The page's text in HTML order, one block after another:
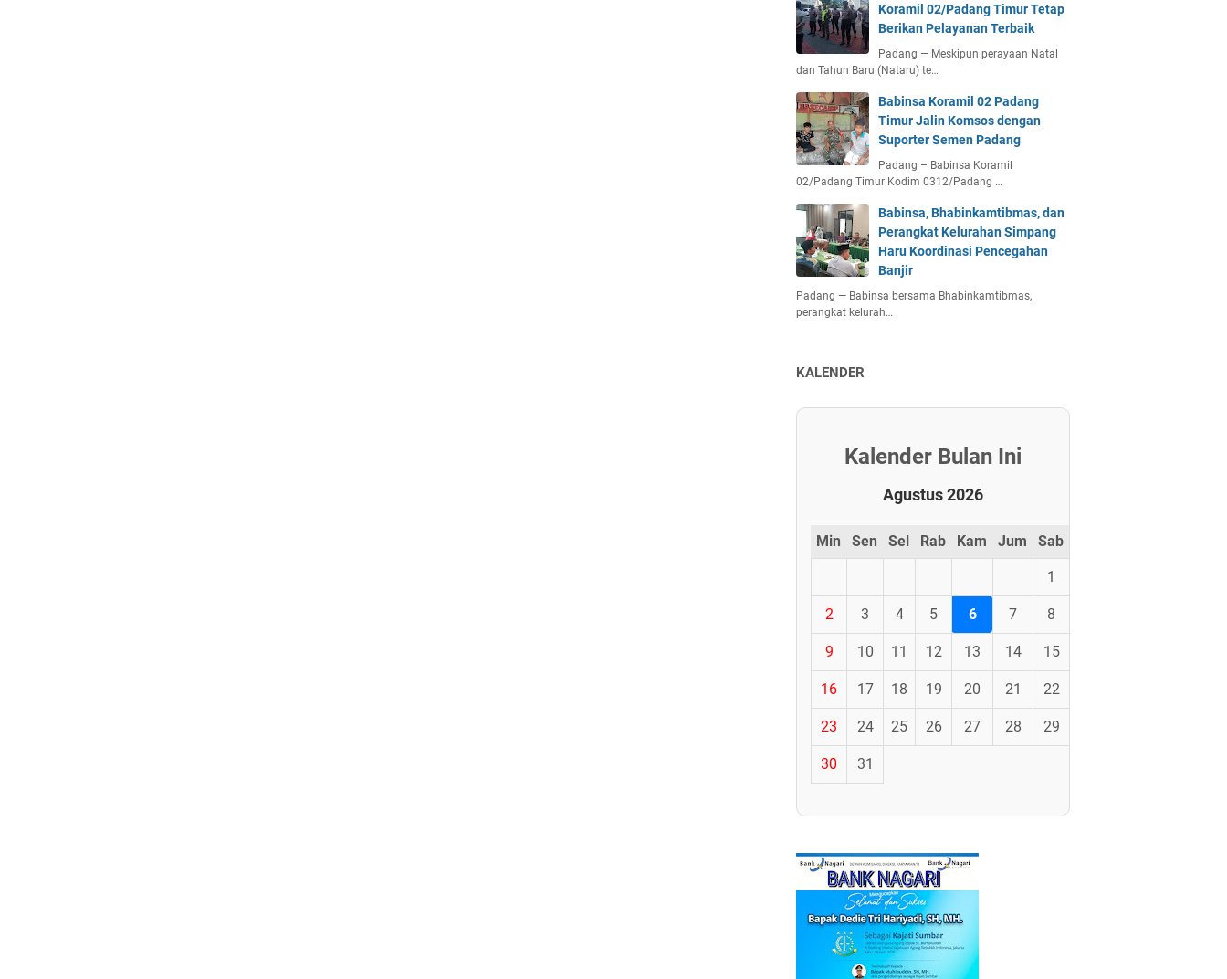
Koramil 02/Padang Timur Tetap
Berikan Pelayanan Terbaik
Padang — Meskipun perayaan Natal
dan Tahun Baru (Nataru) te…
Babinsa Koramil 02 Padang
Timur Jalin Komsos dengan
Suporter Semen Padang
Padang – Babinsa Koramil
02/Padang Timur Kodim 0312/Padang …
Babinsa, Bhabinkamtibmas, dan
Perangkat Kelurahan Simpang
Haru Koordinasi Pencegahan
Banjir
Padang — Babinsa bersama Bhabinkamtibmas,
perangkat kelurah…
KALENDER
Kalender Bulan Ini
Agustus 2026
Min Sen Sel Rab Kam Jum Sab
1
2 3 4 5 6 7 8
9 10 11 12 13 14 15
16 17 18 19 20 21 22
23 24 25 26 27 28 29
30 31